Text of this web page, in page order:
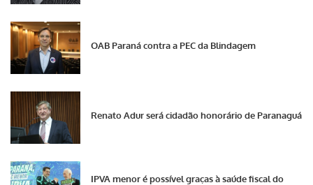
OAB Paraná contra a PEC da Blindagem
Renato Adur será cidadão honorário de Paranaguá
IPVA menor é possível graças à saúde fiscal do